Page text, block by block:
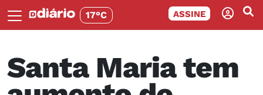
17°C ASSINE
Santa Maria tem